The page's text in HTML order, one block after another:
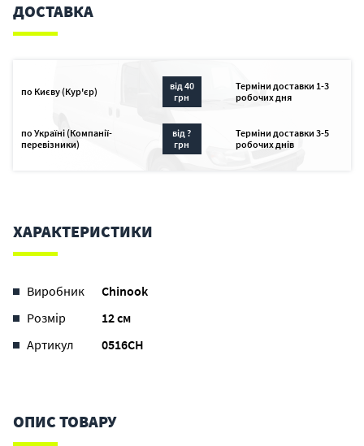
ДОСТАВКА
по Києву (Кур'єр)
від 40
грн
Терміни доставки 1-3
робочих дня
по Україні (Компанії-
перевізники)
від ?
грн
Терміни доставки 3-5
робочих днів
ХАРАКТЕРИСТИКИ
Виробник
Chinook
Розмір
12 см
Артикул
0516CH
ОПИС ТОВАРУ